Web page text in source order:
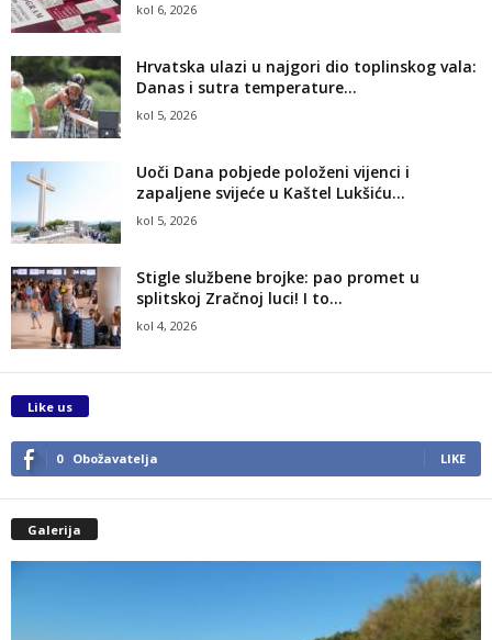
kol 6, 2026
Hrvatska ulazi u najgori dio toplinskog vala:
Danas i sutra temperature...
kol 5, 2026
Uoči Dana pobjede položeni vijenci i
zapaljene svijeće u Kaštel Lukšiću...
kol 5, 2026
Stigle službene brojke: pao promet u
splitskoj Zračnoj luci! I to...
kol 4, 2026
Like us
0 Obožavatelja LIKE
Galerija